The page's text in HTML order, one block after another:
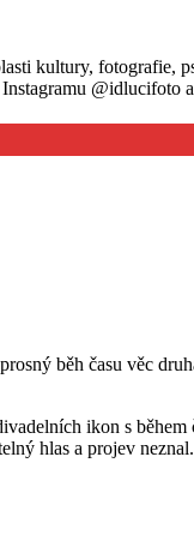
kultury, fotografie,
@idlucifoto
běh času věc
ikon s
hlas a projev neznal.